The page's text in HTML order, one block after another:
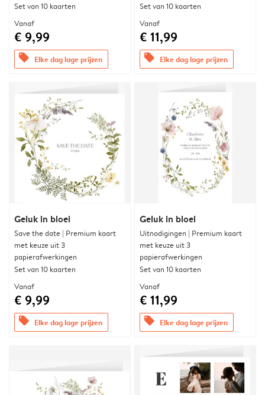
Set van 10 kaarten
Vanaf
€ 9,99
offers Elke dag lage prijzen
Set van 10 kaarten
Vanaf
€ 11,99
offers Elke dag lage prijzen
Geluk in bloei
Save the date | Premium kaart
met keuze uit 3
papierafwerkingen
Set van 10 kaarten
Vanaf
€ 9,99
offers Elke dag lage prijzen
Geluk in bloei
Uitnodigingen | Premium kaart
met keuze uit 3
papierafwerkingen
Set van 10 kaarten
Vanaf
€ 11,99
offers Elke dag lage prijzen